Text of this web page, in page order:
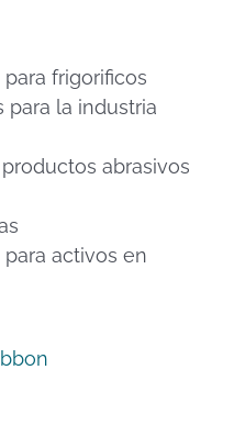
frigorificos
para la industria
abrasivos
activos en